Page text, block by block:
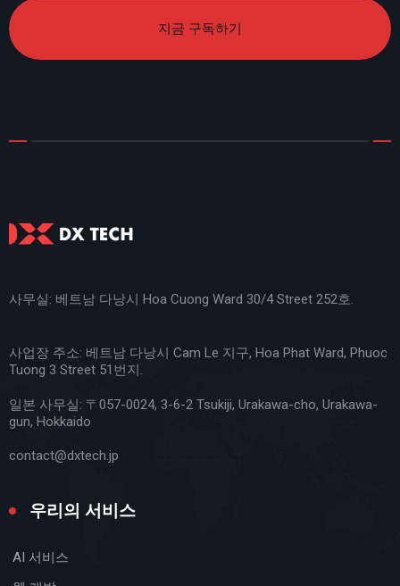
지금 구독하기
사무실: 베트남 다낭시 Hoa Cuong Ward 30/4 Street 252호.
사업장 주소: 베트남 다낭시 Cam Le 지구, Hoa Phat Ward, Phuoc
Tuong 3 Street 51번지.
일본 사무실: 〒057-0024, 3-6-2 Tsukiji, Urakawa-cho, Urakawa-
gun, Hokkaido
contact@dxtech.jp
우리의 서비스
AI 서비스